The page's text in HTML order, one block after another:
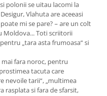
polonii se uitau lacomi la
Vlahuta are aceeasi
mi se pare? – are un colt
Moldova... Toti scriitorii
„tara asta frumoasa“ si
fara noroc, pentru
tacuta care
nevoile tarii“, „multimea
rasplata si fara de sfarsit,